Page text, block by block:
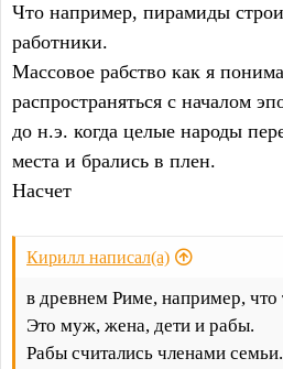
Что например, пирамиды
работники.
Массовое рабство как я
распространяться с началом
до н.э. когда целые народы
места и брались в плен.
Насчет
Кирилл написал(а)
в древнем Риме, например,
Это муж, жена, дети и рабы.
Рабы считались членами семьи.